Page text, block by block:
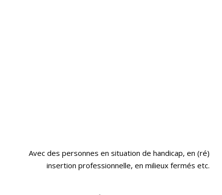
Avec des personnes en situation de handicap, en (ré)
insertion professionnelle, en milieux fermés etc.